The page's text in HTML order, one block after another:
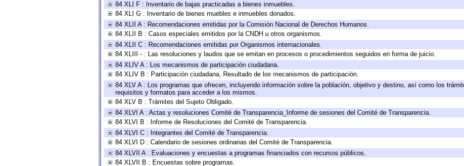
84 XLI F : Inventario de bajas practicadas a bienes inmuebles.
84 XLI G : Inventario de bienes muebles e inmuebles donados.
84 XLII A : Recomendaciones emitidas por la Comisión Nacional de Derechos Humanos.
84 XLII B : Casos especiales emitidos por la CNDH u otros organismos.
84 XLII C : Recomendaciones emitidas por Organismos internacionales.
84 XLIII - : Las resoluciones y laudos que se emitan en procesos o procedimientos seguidos en forma de juicio.
84 XLIV A : Los mecanismos de participación ciudadana.
84 XLIV B : Participación ciudadana, Resultado de los mecanismos de participación.
84 XLV A : Los programas que ofrecen, incluyendo información sobre la población, objetivo y destino, así como los
requisitos y formatos para acceder a los mismos.
84 XLV B : Trámites del Sujeto Obligado.
84 XLVI A : Actas y resoluciones Comité de Transparencia_Informe de sesiones del Comité de Transparencia.
84 XLVI B : Informe de Resoluciones del Comité de Transparencia.
84 XLVI C : Integrantes del Comité de Transparencia.
84 XLVI D : Calendario de sesiones ordinarias del Comité de Transparencia.
84 XLVII A : Evaluaciones y encuestas a programas financiados con recursos públicos.
84 XLVII B : Encuestas sobre programas.